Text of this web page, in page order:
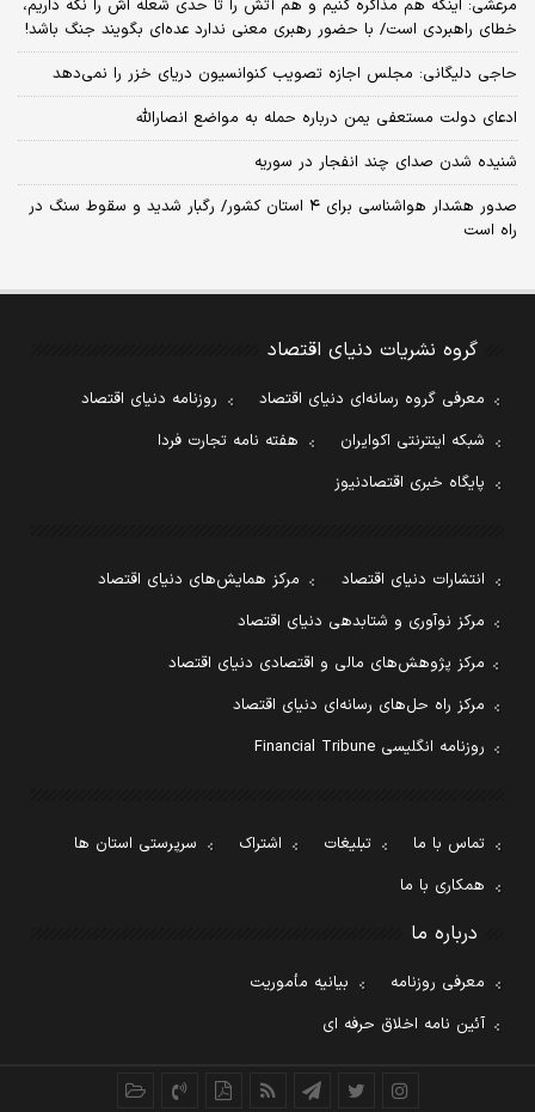
مرعشی: اینکه هم مذاکره کنیم و هم آتش را تا حدی شعله اش را نگه داریم،
خطای راهبردی است/ با حضور رهبری معنی ندارد عده‌ای بگویند جنگ باشد!
حاجی دلیگانی: مجلس اجازه تصویب کنوانسیون دریای خزر را نمی‌دهد
ادعای دولت مستعفی یمن درباره حمله به مواضع انصارالله
شنیده شدن صدای چند انفجار در سوریه
صدور هشدار هواشناسی برای ۴ استان کشور/ رگبار شدید و سقوط سنگ در
راه است
گروه نشریات دنیای اقتصاد
معرفی گروه رسانه‌ای دنیای اقتصاد
روزنامه دنیای اقتصاد
شبکه اینترنتی اکوایران
هفته نامه تجارت فردا
پایگاه خبری اقتصادنیوز
انتشارات دنیای اقتصاد
مرکز همایش‌های دنیای اقتصاد
مرکز نوآوری و شتابدهی دنیای اقتصاد
مرکز پژوهش‌های مالی و اقتصادی دنیای اقتصاد
مرکز راه حل‌های رسانه‌ای دنیای اقتصاد
روزنامه انگلیسی Financial Tribune
تماس با ما تبلیغات اشتراک
سرپرستی استان ها
همکاری با ما
درباره ما
معرفی روزنامه
بیانیه مأموریت
آئین نامه اخلاق حرفه ای